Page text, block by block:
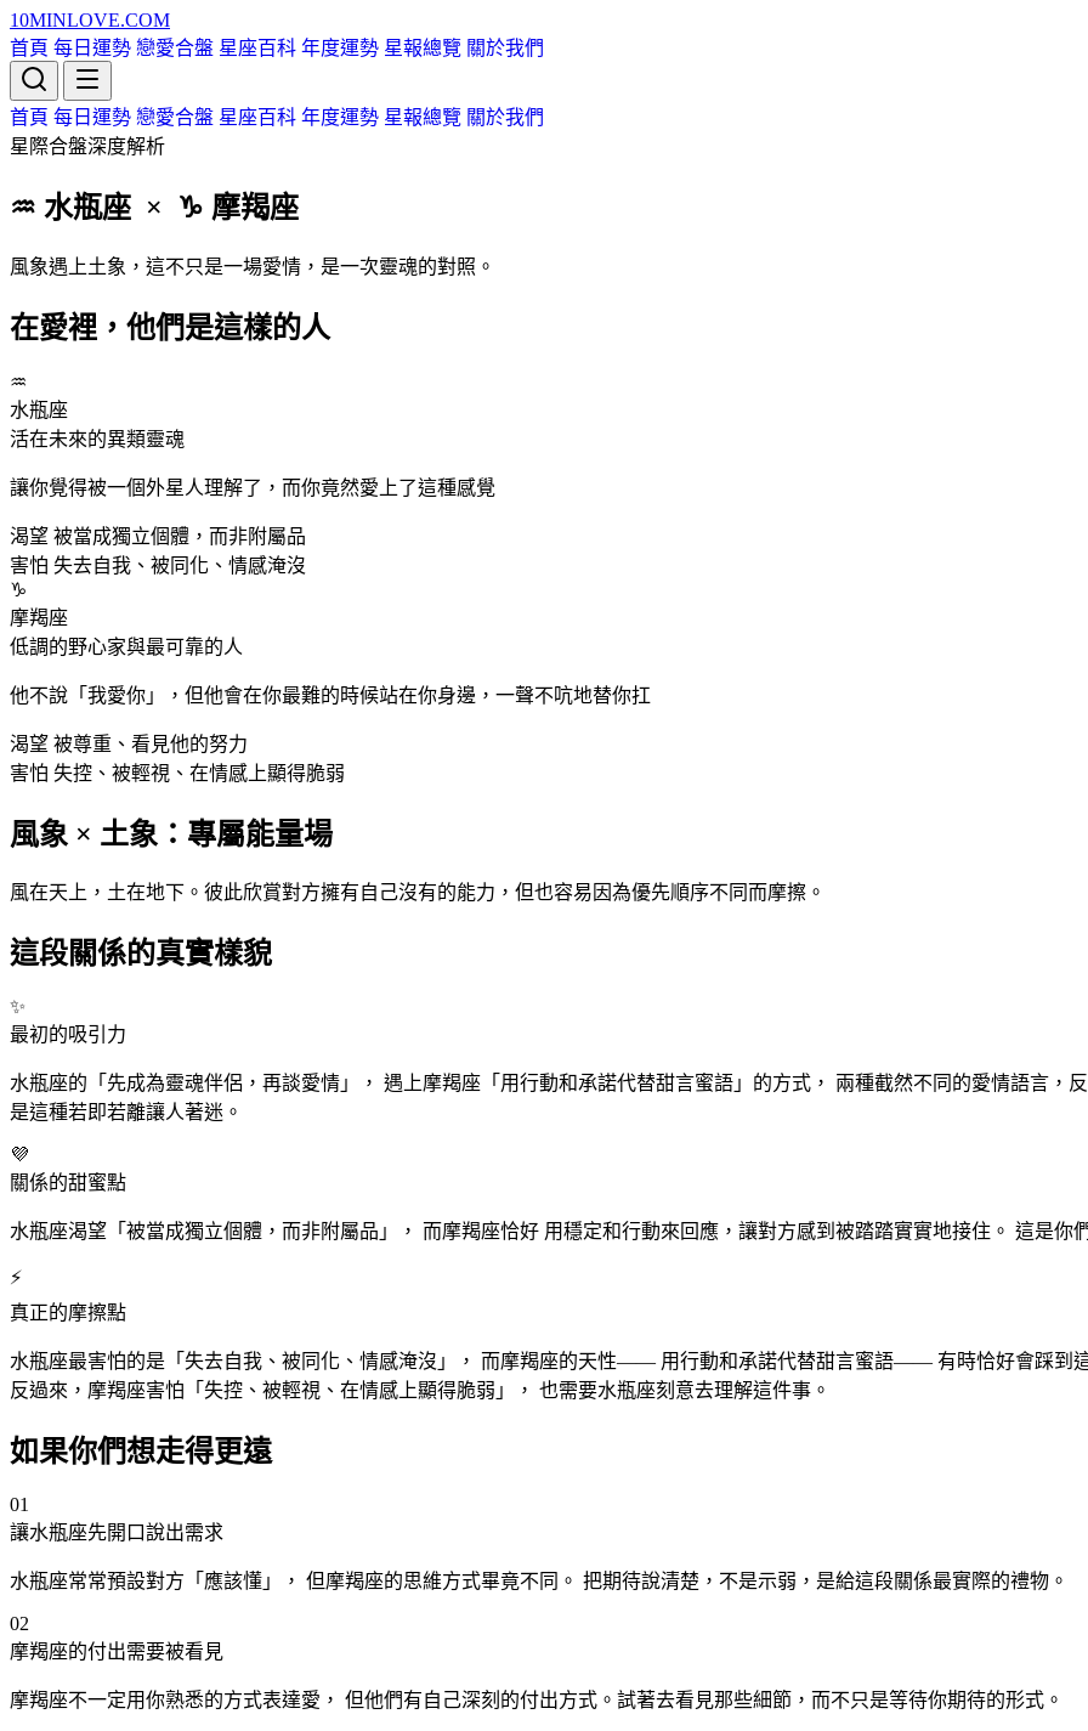
10MINLOVE.COM
首頁 每日運勢 戀愛合盤 星座百科 年度運勢 星報總覽 關於我們
首頁 每日運勢 戀愛合盤 星座百科 年度運勢 星報總覽 關於我們
星際合盤深度解析
♒ 水瓶座 × ♑ 摩羯座
風象遇上土象，這不只是一場愛情，是一次靈魂的對照。
在愛裡，他們是這樣的人
♒
水瓶座
活在未來的異類靈魂
讓你覺得被一個外星人理解了，而你竟然愛上了這種感覺
渴望 被當成獨立個體，而非附屬品
害怕 失去自我、被同化、情感淹沒
♑
摩羯座
低調的野心家與最可靠的人
他不說「我愛你」，但他會在你最難的時候站在你身邊，一聲不吭地替你扛
渴望 被尊重、看見他的努力
害怕 失控、被輕視、在情感上顯得脆弱
風象 × 土象：專屬能量場
風在天上，土在地下。彼此欣賞對方擁有自己沒有的能力，但也容易因為優先順序不同而摩擦。
這段關係的真實樣貌
✨
最初的吸引力
水瓶座的「先成為靈魂伴侶，再談愛情」， 遇上摩羯座 「用行動和承諾代替甜言蜜語」的方式， 兩種截然不同的愛情語言
是這種若即若離讓人著迷。
💜
關係的甜蜜點
水瓶座渴望「被當成獨立個體，而非附屬品」， 而摩羯座恰好 用穩定和行動來回應，讓對方感到被踏踏實實地接住。 這是你
⚡
真正的摩擦點
水瓶座最害怕的是「失去自我、被同化、情感淹沒」， 而摩羯座的天性—— 用行動和承諾代替甜言蜜語—— 有時恰好會踩到
反過來，摩羯座害怕「失控、被輕視、在情感上顯得脆弱」， 也需要水瓶座刻意去理解這件事。
如果你們想走得更遠
01
讓水瓶座先開口說出需求
水瓶座常常預設對方「應該懂」， 但摩羯座的思維方式畢竟不同。 把期待說清楚，不是示弱，是給這段關係最實際的禮物。
02
摩羯座的付出需要被看見
摩羯座不一定用你熟悉的方式表達愛， 但他們有自己深刻的付出方式。試著去看見那些細節，而不只是等待你期待的形式。